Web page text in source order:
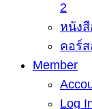
2
หนัง
คอร์ส
Member
Log